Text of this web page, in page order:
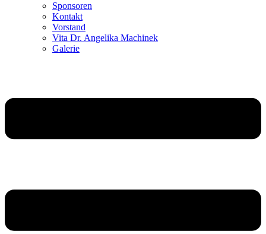
Sponsoren
Kontakt
Vorstand
Vita Dr. Angelika Machinek
Galerie